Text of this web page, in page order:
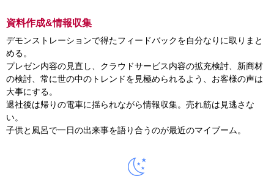
資料作成&情報収集
デモンストレーションで得たフィードバックを自分なりに取りまと
める。
プレゼン内容の見直し、クラウドサービス内容の拡充検討、新商材
の検討、 常に世の中のトレンドを見極められるよう、お客様の声は
大事にする。
退社後は帰りの電車に揺られながら情報収集。売れ筋は見逃さな
い。
子供と風呂で一日の出来事を語り合うのが最近のマイブーム。